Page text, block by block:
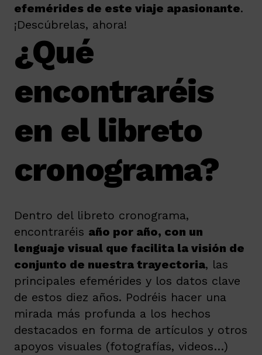
efemérides de este viaje apasionante.
¡Descúbrelas, ahora!
¿Qué
encontraréis
en el libreto
cronograma?
Dentro del libreto cronograma,
encontraréis año por año, con un
lenguaje visual que facilita la visión de
conjunto de nuestra trayectoria, las
principales efemérides y los datos clave
de estos diez años. Podréis hacer una
mirada más profunda a los hechos
destacados en forma de artículos y otros
apoyos visuales (fotografías, videos…)